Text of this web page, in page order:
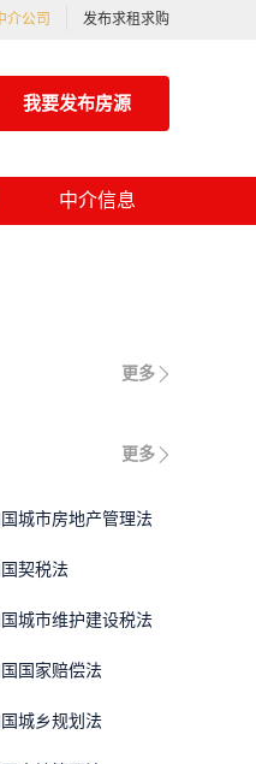
介公司 发布求租求购
我要发布房源
中介信息
更多
更多
国城市房地产管理法
国契税法
国城市维护建设税法
国国家赔偿法
国城乡规划法